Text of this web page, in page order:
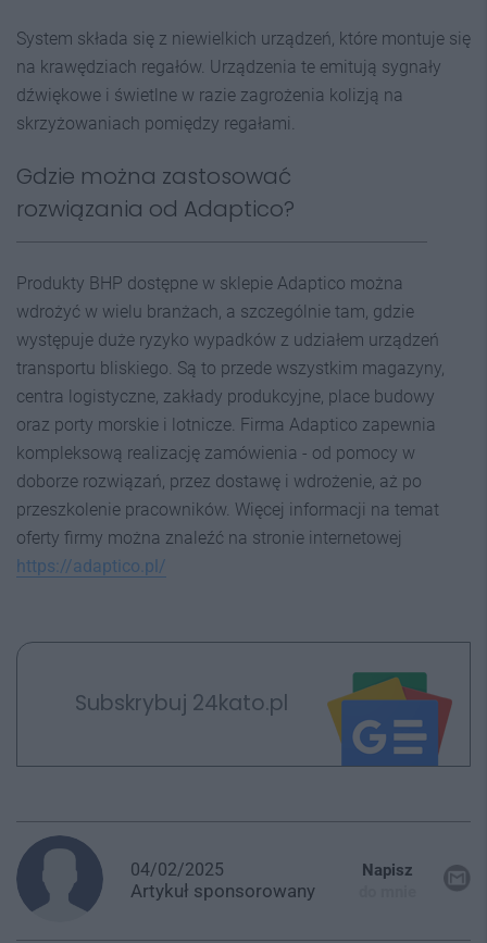
System składa się z niewielkich urządzeń, które montuje się
na krawędziach regałów. Urządzenia te emitują sygnały
dźwiękowe i świetlne w razie zagrożenia kolizją na
skrzyżowaniach pomiędzy regałami.
Gdzie można zastosować
rozwiązania od Adaptico?
Produkty BHP dostępne w sklepie Adaptico można
wdrożyć w wielu branżach, a szczególnie tam, gdzie
występuje duże ryzyko wypadków z udziałem urządzeń
transportu bliskiego. Są to przede wszystkim magazyny,
centra logistyczne, zakłady produkcyjne, place budowy
oraz porty morskie i lotnicze. Firma Adaptico zapewnia
kompleksową realizację zamówienia - od pomocy w
doborze rozwiązań, przez dostawę i wdrożenie, aż po
przeszkolenie pracowników. Więcej informacji na temat
oferty firmy można znaleźć na stronie internetowej
https://adaptico.pl/
Subskrybuj 24kato.pl
04/02/2025
Artykuł sponsorowany
Napisz